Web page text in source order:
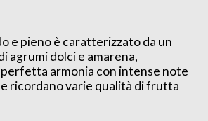
e pieno è caratterizzato da un
agrumi dolci e amarena,
armonia con intense note
ricordano varie qualità di frutta